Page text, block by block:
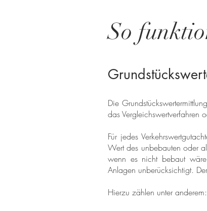
So
Die
das Vergleichswertverfahren
Für jedes
Wert des unbebauten oder
wenn es nicht bebaut
Anlagen unberücksichtigt.
Hierzu zählen unter anderem: